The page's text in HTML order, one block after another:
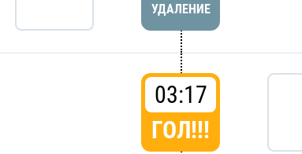
УДАЛЕНИЕ
03:17
ГОЛ!!!